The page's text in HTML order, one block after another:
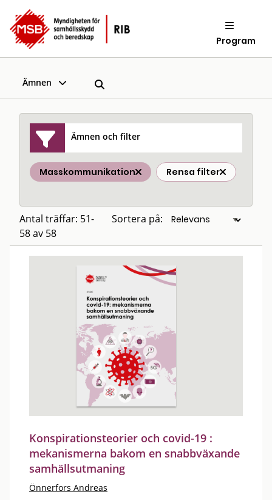
Program
Ämnen
Ämnen och filter
Masskommunikation Rensa filter
Antal träffar: 51-
58 av 58
Sortera på:
Konspirationsteorier och covid-19 :
mekanismerna bakom en snabbväxande
samhällsutmaning
Önnerfors Andreas